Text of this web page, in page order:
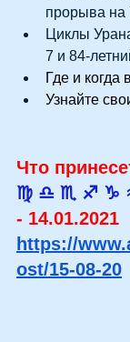
прорыва на
Циклы
7 и 84-
Где и когда
Узнайте
Что
♍ ♎ ♏ ♐ ♑
- 14.01.2021
https://
ost/15-08-20